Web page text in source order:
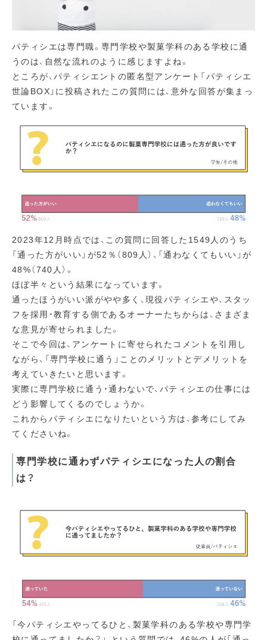
パティシエは専門職。専門学校や製菓学科のある学校に通
うのは、自然な流れのように感じますよね。
ところが、パティシエントの匿名型アンケート「パティシエ
世論BOX」に投稿されたこの質問には、意外な回答が集まっ
ています。
2023年12月時点では、この質問に回答した1549人のうち
「通った方がいい」が52％（809人）、「通わなくてもいい」が
48%（740人）。
ほぼ半々という結果になっています。
通ったほうがいい派がやや多く、現役パティシエや、スタッ
フを採用・教育する側であるオーナーたちからは、さまざま
な意見が寄せられました。
そこで今回は、アンケートに寄せられたコメントを引用し
ながら、「専門学校に通う」ことのメリットとデメリットを
考えていきたいと思います。
実際に専門学校に通う・通わないで、パティシエの仕事には
どう影響してくるのでしょうか。
これからパティシエになりたいという方は、参考にしてみ
てくださいね。
専門学校に通わずパティシエになった人の割合
は？
「今パティシエやってるひと、製菓学科のある学校や専門学